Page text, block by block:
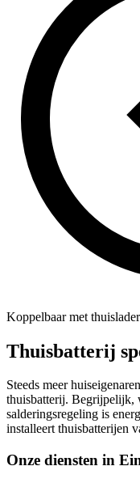
Koppelbaar met
Thuisbatterij
Steeds meer
thuisbatterij. Begrijpelijk,
salderingsregeling is
installeert thuisbatterijen
Onze diensten in